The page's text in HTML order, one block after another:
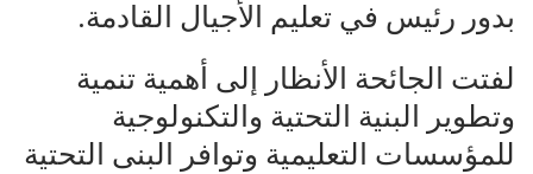
بدور رئيس في تعليم الأجيال القادمة.
لفتت الجائحة الأنظار إلى أهمية تنمية
وتطوير البنية التحتية والتكنولوجية
للمؤسسات التعليمية وتوافر البنى التحتية